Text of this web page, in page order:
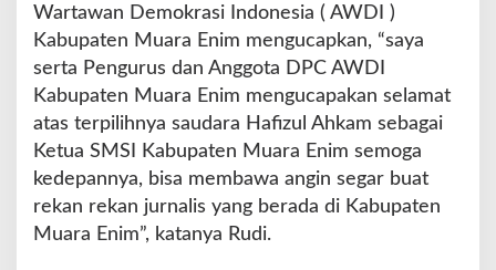
S
M
S
u
a
r
Wartawan Demokrasi Indonesia ( AWDI )
Kabupaten Muara Enim mengucapkan, “saya
serta Pengurus dan Anggota DPC AWDI
Kabupaten Muara Enim mengucapakan selamat
atas terpilihnya saudara Hafizul Ahkam sebagai
Ketua SMSI Kabupaten Muara Enim semoga
kedepannya, bisa membawa angin segar buat
rekan rekan jurnalis yang berada di Kabupaten
Muara Enim”, katanya Rudi.